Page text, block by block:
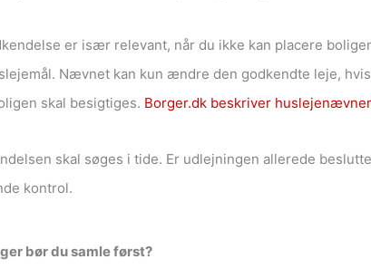
er især relevant, når du ikke kan placere
Nævnet kan kun ændre den godkendte leje,
skal besigtiges. Borger.dk beskriver
skal søges i tide. Er udlejningen allerede
kontrol.
bør du samle først?